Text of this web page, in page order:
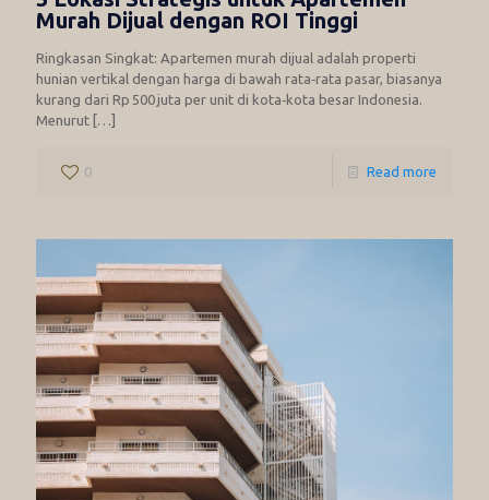
Murah Dijual dengan ROI Tinggi
Ringkasan Singkat: Apartemen murah dijual adalah properti
hunian vertikal dengan harga di bawah rata‑rata pasar, biasanya
kurang dari Rp 500 juta per unit di kota‑kota besar Indonesia.
Menurut […]
0 Read more